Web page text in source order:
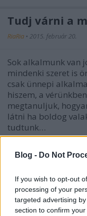
Blog - Do Not
If you wish to opt-out
processing of your
targeted advertising
section to confirm
Tudj várni a
RiaRia • 2015. február 20.
Sok alkalmunk van
mindenki szeret is
csak ünnepi
hiszem, a
megtanuljuk,
látni ha boldog
tudtunk…